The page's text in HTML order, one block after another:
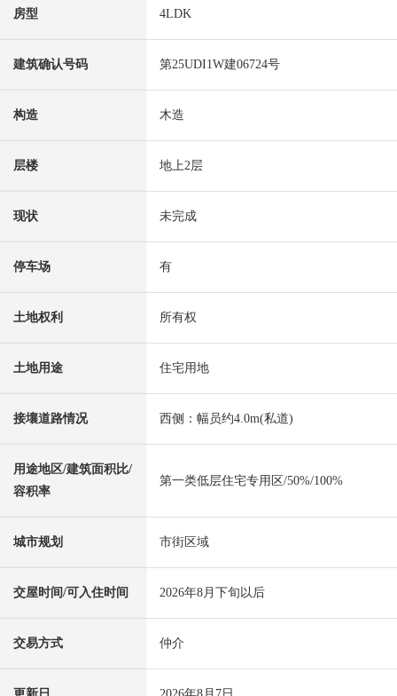
房型 4LDK
建筑确认号码 第25UDI1W建06724号
构造 木造
层楼 地上2层
现状 未完成
停车场 有
土地权利 所有权
土地用途 住宅用地
接壤道路情况 西侧：幅员约4.0m(私道)
用途地区/建筑面积比/
容积率
第一类低层住宅专用区/50%/100%
城市规划 市街区域
交屋时间/可入住时间 2026年8月下旬以后
交易方式 仲介